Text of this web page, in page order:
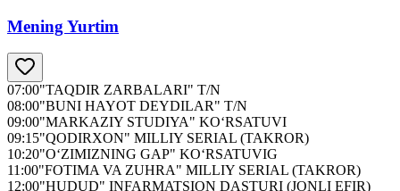
Mening Yurtim
07:00"TAQDIR ZARBALARI" T/N
08:00"BUNI HAYOT DEYDILAR" T/N
09:00"MARKAZIY STUDIYA" KO‘RSATUVI
09:15"QODIRXON" MILLIY SERIAL (TAKROR)
10:20"O‘ZIMIZNING GAP" KO‘RSATUVIG
11:00"FOTIMA VA ZUHRA" MILLIY SERIAL (TAKROR)
12:00"HUDUD" INFARMATSION DASTURI (JONLI EFIR)